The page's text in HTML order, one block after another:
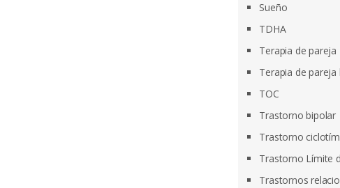
Sueño
TDHA
Terapia de pareja
Terapia de
TOC
Trastorno bipolar
Trastorno
Trastorno Límite
Trastornos